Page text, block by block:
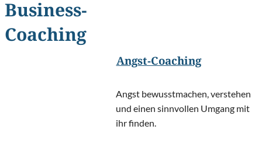
Business-
Coaching
Angst-Coaching
Angst bewusstmachen, verstehen
und einen sinnvollen Umgang mit
ihr finden.